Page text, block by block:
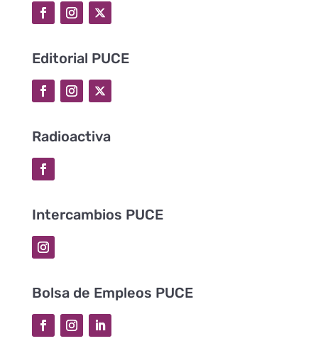
Editorial PUCE
Radioactiva
Intercambios PUCE
Bolsa de Empleos PUCE